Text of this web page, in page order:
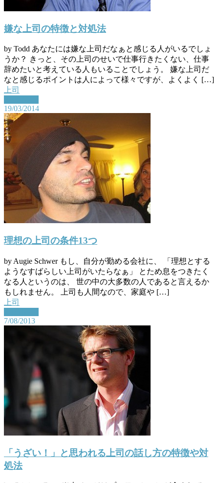
嫌な上司の特徴と対処法
by Todd あなたには嫌な上司だなぁと感じる人がいるでしょ
うか？ きっと、その上司のせいで仕事行きたくない、仕事
辞めたいと考えている人もいることでしょう。 嫌な上司だ
なと感じるポイントは人によって様々ですが、よくよく […]
上司
19/03/2014
理想の上司の条件13つ
by Augie Schwer もし、自分が勤める会社に、 「理想とする
ようなすばらしい上司がいたらなぁ」 とため息をつきたく
なる人というのは、 世の中の大多数の人であると言えるか
もしれません。 上司も人間なので、家庭や […]
上司
7/08/2013
「うざい！」と思われる上司の話し方の特徴や対
処法